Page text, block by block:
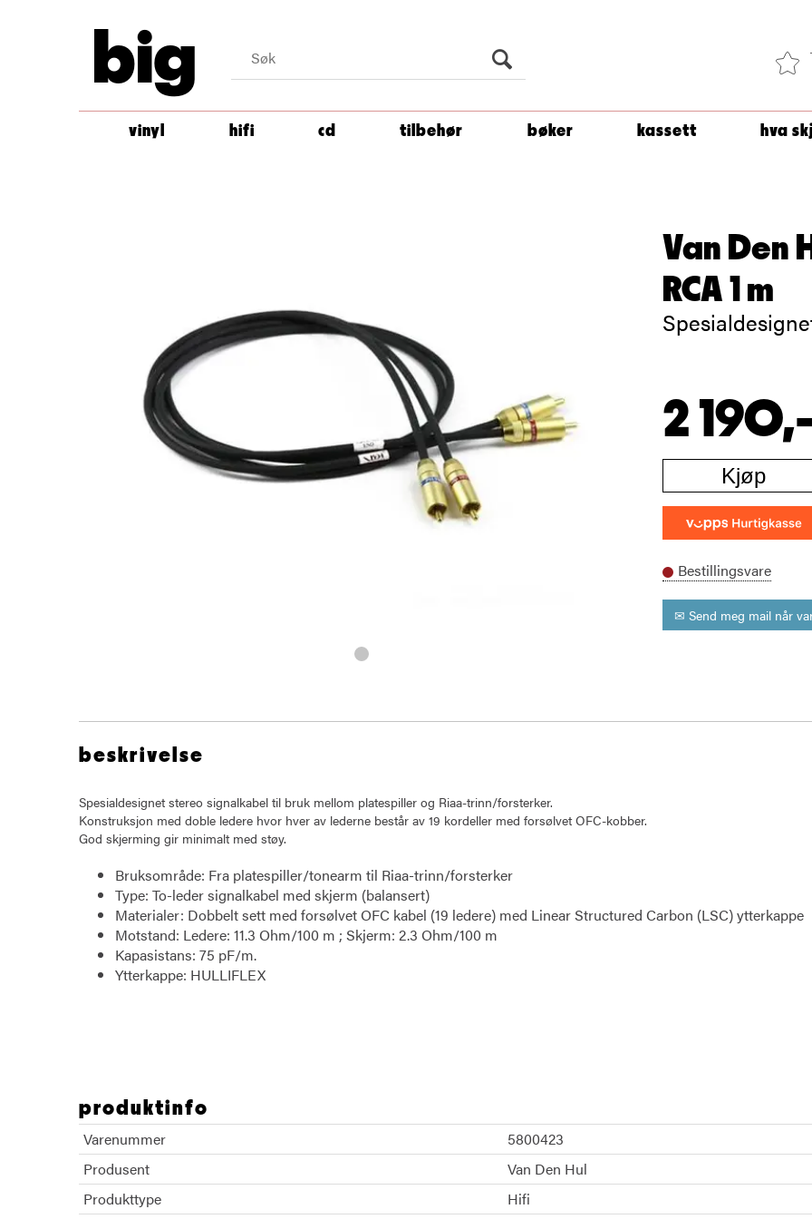
big
vinyl hifi cd tilbehør bøker kassett hva
Van Den
RCA 1 m
2
Kjøp
Bestillingsvare
✉ Send meg mail når
beskrivelse
Spesialdesignet stereo signalkabel til bruk mellom platespiller og Riaa-trinn/forsterker.
Konstruksjon med doble ledere hvor hver av lederne består av 19 kordeller med forsølvet OFC-kobber.
God skjerming gir minimalt med støy.
Bruksområde: Fra platespiller/tonearm til Riaa-trinn/forsterker
Type: To-leder signalkabel med skjerm (balansert)
Materialer: Dobbelt sett med forsølvet OFC kabel (19 ledere) med Linear Structured Carbon (LSC) ytterkappe
Motstand: Ledere: 11.3 Ohm/100 m ; Skjerm: 2.3 Ohm/100 m
Kapasistans: 75 pF/m.
Ytterkappe: HULLIFLEX
produktinfo
Varenummer
5800423
Produsent
Van Den Hul
Produkttype
Hifi